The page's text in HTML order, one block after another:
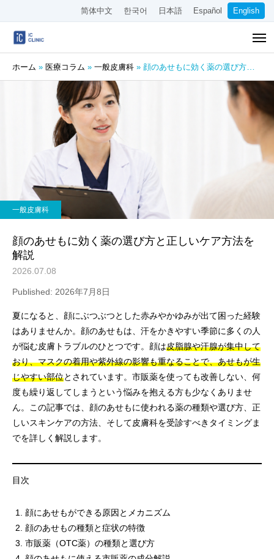
简体中文 한국어 日本語 Español English
ホーム » 医療コラム » 一般皮膚科 » 顔のあせもに効く薬の選び方と正しいケア方法を解説
一般皮膚科
顔のあせもに効く薬の選び方と正しいケア方法を
解説
2026.07.08
Published: 2026年7月8日
夏になると、顔にぶつぶつとした赤みやかゆみが出て困った経験
はありませんか。顔のあせもは、汗をかきやすい季節に多くの人
が悩む皮膚トラブルのひとつです。顔は皮脂腺や汗腺が集中して
おり、マスクの着用や紫外線の影響も重なることで、あせもが生
じやすい部位とされています。市販薬を使っても改善しない、何
度も繰り返してしまうという悩みを抱える方も少なくありませ
ん。この記事では、顔のあせもに使われる薬の種類や選び方、正
しいスキンケアの方法、そして皮膚科を受診すべきタイミングま
でを詳しく解説します。
目次
顔にあせもができる原因とメカニズム
顔のあせもの種類と症状の特徴
市販薬（OTC薬）の種類と選び方